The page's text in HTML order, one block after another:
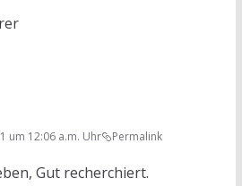
um 12:06 a.m. Uhr Permalink
Gut recherchiert.